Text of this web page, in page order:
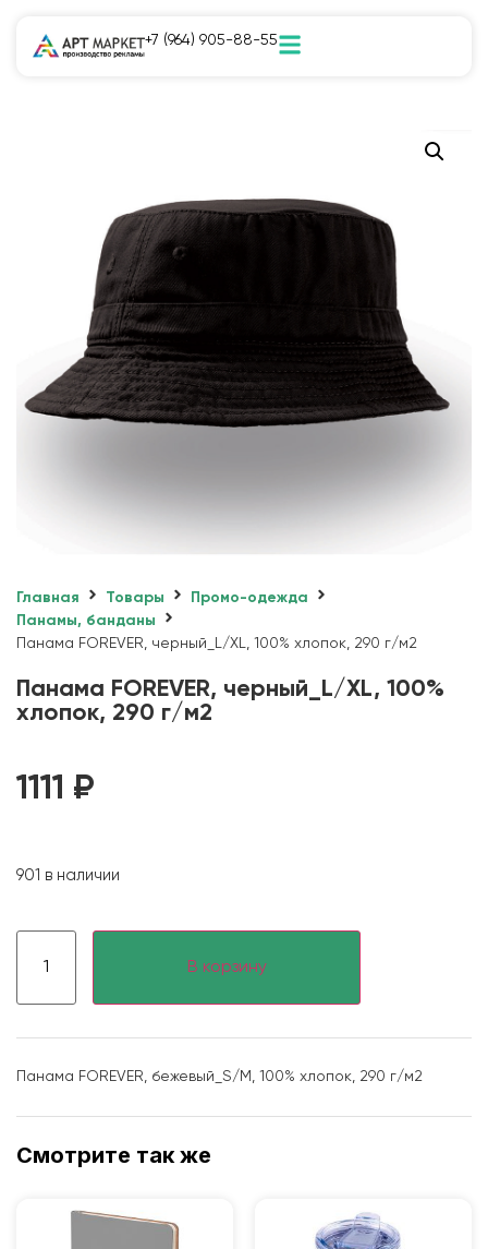
+7 (964) 905-88-55
Главная Товары
Промо-одежда
Панамы, банданы
Панама FOREVER, черный_L/XL, 100% хлопок, 290 г/м2
Панама FOREVER, черный_L/XL, 100%
хлопок, 290 г/м2
1111 ₽
901 в наличии
В корзину
Панама FOREVER, бежевый_S/M, 100% хлопок, 290 г/м2
Смотрите так же